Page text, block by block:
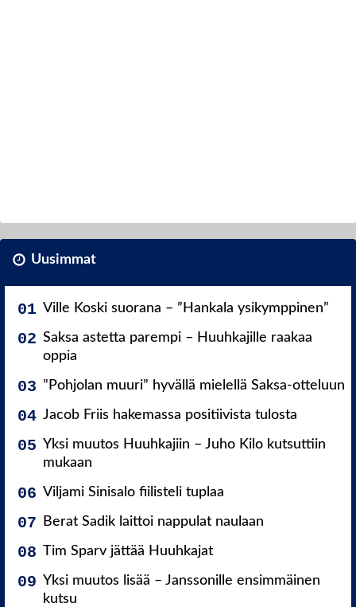
Uusimmat
Ville Koski suorana – ”Hankala ysikymppinen”
Saksa astetta parempi – Huuhkajille raakaa
oppia
”Pohjolan muuri” hyvällä mielellä Saksa-otteluun
Jacob Friis hakemassa positiivista tulosta
Yksi muutos Huuhkajiin – Juho Kilo kutsuttiin
mukaan
Viljami Sinisalo fiilisteli tuplaa
Berat Sadik laittoi nappulat naulaan
Tim Sparv jättää Huuhkajat
Yksi muutos lisää – Janssonille ensimmäinen
kutsu